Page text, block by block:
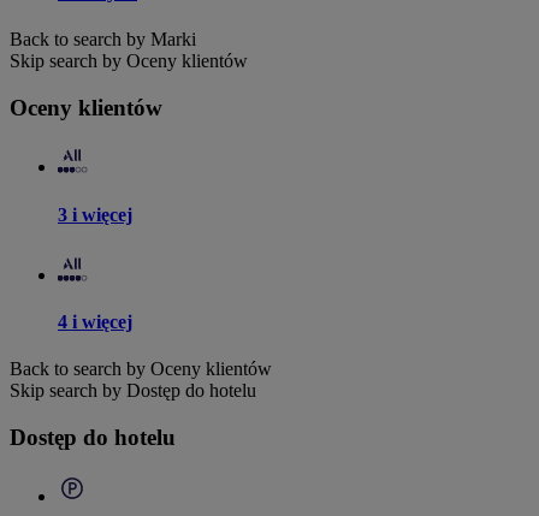
Back to search by Marki
Skip search by Oceny klientów
Oceny klientów
3 i więcej
4 i więcej
Back to search by Oceny klientów
Skip search by Dostęp do hotelu
Dostęp do hotelu